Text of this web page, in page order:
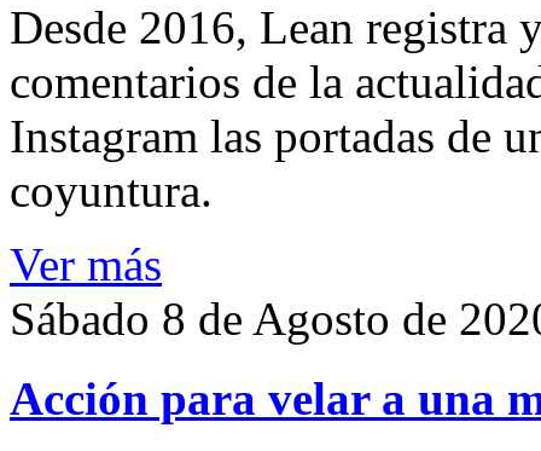
Desde 2016, Lean registra
comentarios de la
Instagram las portadas de
coyuntura.
Ver más
Sábado 8 de Agosto de
Acción para velar a una